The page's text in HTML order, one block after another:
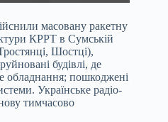
масовану ракетну
КРРТ в Сумській
Шостці),
будівлі, де
обладнання; пошкоджені
Українське радіо-
тимчасово